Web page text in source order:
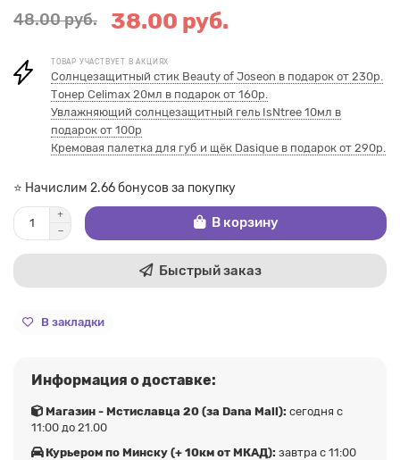
48.00 руб. 38.00 руб.
ТОВАР УЧАСТВУЕТ В АКЦИЯХ
Солнцезащитный стик Beauty of Joseon в подарок от 230р.
Тонер Celimax 20мл в подарок от 160р.
Увлажняющий солнцезащитный гель IsNtree 10мл в
подарок от 100р
Кремовая палетка для губ и щёк Dasique в подарок от 290р.
⭐ Начислим 2.66 бонусов за покупку
В корзину
Быстрый заказ
В закладки
Информация о доставке:
Магазин - Мстиславца 20 (за Dana Mall): сегодня с
11:00 до 21.00
Курьером по Минску (+ 10км от МКАД): завтра с 11:00